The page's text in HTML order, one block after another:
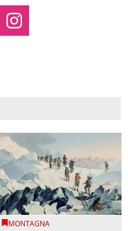
MONTAGNA